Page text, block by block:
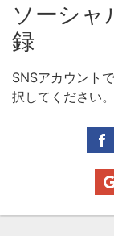
ソーシャ
録
SNSアカウント
択してください。